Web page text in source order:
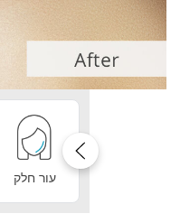
עור חלק